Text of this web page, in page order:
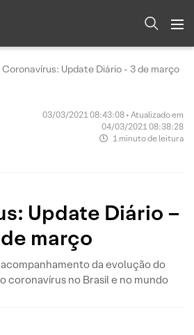
Coronavírus: Update Diário - 3 de março
03/03/2021 08:43:08 • Atualizado em
04/03/2021 08:38:28
1 minuto de leitura
Update Diário –
março
da evolução do
coronavírus no Brasil e no mundo